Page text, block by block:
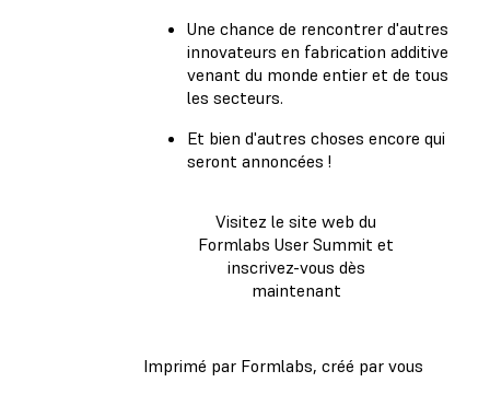
Une chance de rencontrer d'autres
innovateurs en fabrication additive
venant du monde entier et de tous
les secteurs.
Et bien d'autres choses encore qui
seront annoncées !
Visitez le site web du
Formlabs User Summit et
inscrivez-vous dès
maintenant
Imprimé par Formlabs, créé par vous